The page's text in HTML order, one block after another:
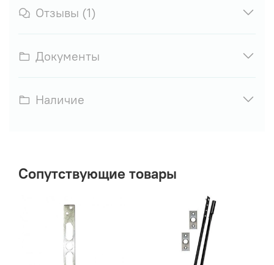
Отзывы (1)
Документы
Наличие
Сопутствующие товары